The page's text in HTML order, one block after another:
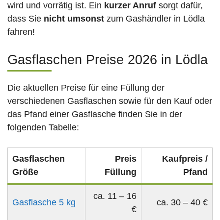
wird und vorrätig ist. Ein kurzer Anruf sorgt dafür,
dass Sie nicht umsonst zum Gashändler in Lödla
fahren!
Gasflaschen Preise 2026 in Lödla
Die aktuellen Preise für eine Füllung der
verschiedenen Gasflaschen sowie für den Kauf oder
das Pfand einer Gasflasche finden Sie in der
folgenden Tabelle:
Gasflaschen
Größe
Preis
Füllung
Kaufpreis /
Pfand
Gasflasche 5 kg
ca. 11 – 16
€
ca. 30 – 40 €